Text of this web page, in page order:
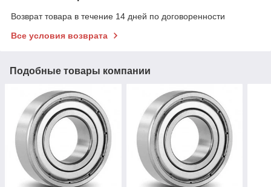
Возврат товара в течение 14 дней по договоренности
Все условия возврата
Подобные товары компании